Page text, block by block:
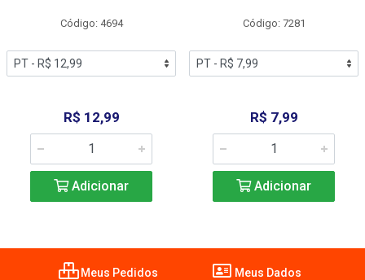
Código: 4694
R$ 12,99
Adicionar
Código: 7281
R$ 7,99
Adicionar
Meus Pedidos Meus Dados